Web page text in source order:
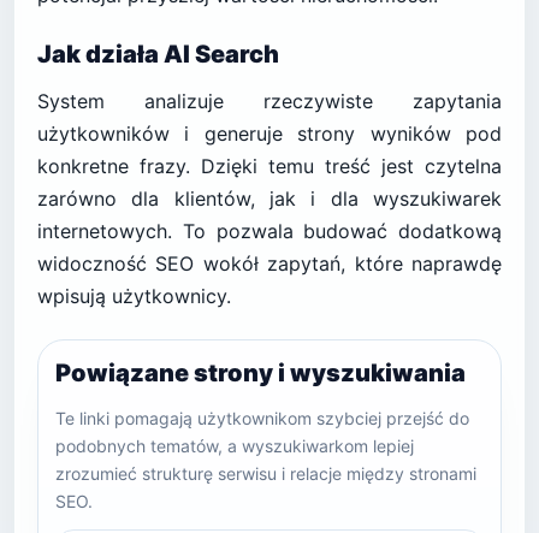
Jak działa AI Search
System analizuje rzeczywiste zapytania
użytkowników i generuje strony wyników pod
konkretne frazy. Dzięki temu treść jest czytelna
zarówno dla klientów, jak i dla wyszukiwarek
internetowych. To pozwala budować dodatkową
widoczność SEO wokół zapytań, które naprawdę
wpisują użytkownicy.
Powiązane strony i wyszukiwania
Te linki pomagają użytkownikom szybciej przejść do
podobnych tematów, a wyszukiwarkom lepiej
zrozumieć strukturę serwisu i relacje między stronami
SEO.